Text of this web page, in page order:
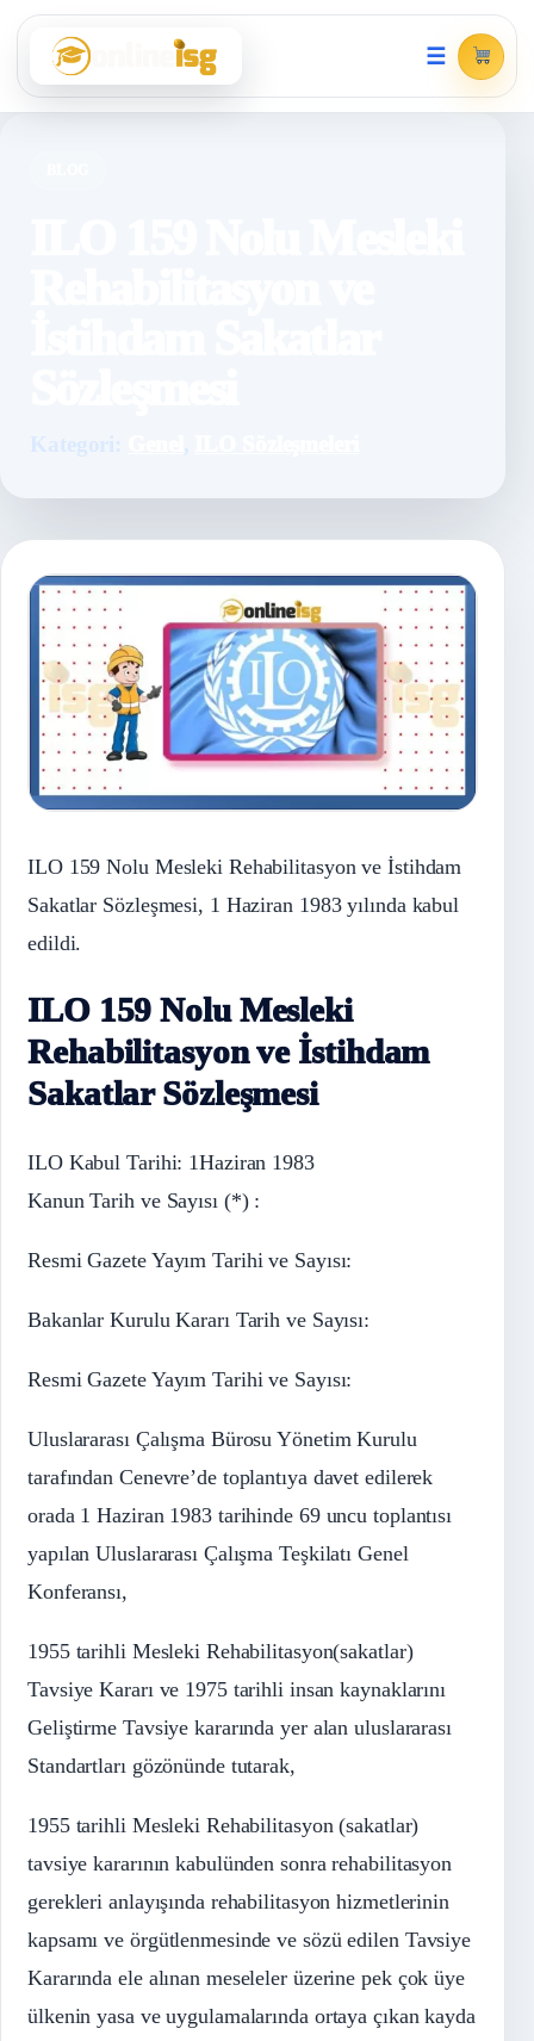
☰
Kategori: ,
ILO 159 Nolu Mesleki Rehabilitasyon ve İstihdam
Sakatlar Sözleşmesi, 1 Haziran 1983 yılında kabul
edildi.
ILO 159 Nolu Mesleki
Rehabilitasyon ve İstihdam
Sakatlar Sözleşmesi
ILO Kabul Tarihi: 1Haziran 1983
Kanun Tarih ve Sayısı (*) :
Resmi Gazete Yayım Tarihi ve Sayısı:
Bakanlar Kurulu Kararı Tarih ve Sayısı:
Resmi Gazete Yayım Tarihi ve Sayısı:
Uluslararası Çalışma Bürosu Yönetim Kurulu
tarafından Cenevre’de toplantıya davet edilerek
orada 1 Haziran 1983 tarihinde 69 uncu toplantısı
yapılan Uluslararası Çalışma Teşkilatı Genel
Konferansı,
1955 tarihli Mesleki Rehabilitasyon(sakatlar)
Tavsiye Kararı ve 1975 tarihli insan kaynaklarını
Geliştirme Tavsiye kararında yer alan uluslararası
Standartları gözönünde tutarak,
1955 tarihli Mesleki Rehabilitasyon (sakatlar)
tavsiye kararının kabulünden sonra rehabilitasyon
gerekleri anlayışında rehabilitasyon hizmetlerinin
kapsamı ve örgütlenmesinde ve sözü edilen Tavsiye
Kararında ele alınan meseleler üzerine pek çok üye
ülkenin yasa ve uygulamalarında ortaya çıkan kayda